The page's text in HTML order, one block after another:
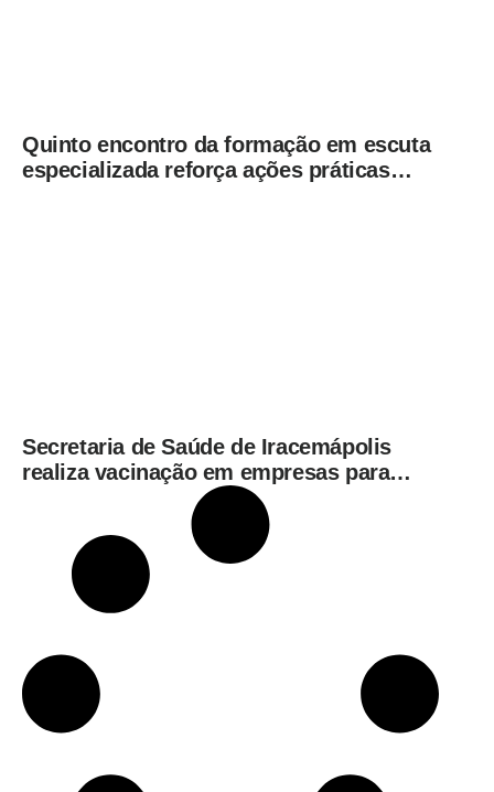
Quinto encontro da formação em escuta
especializada reforça ações práticas
Secretaria de Saúde de Iracemápolis
realiza vacinação em empresas para
ampliar imunização